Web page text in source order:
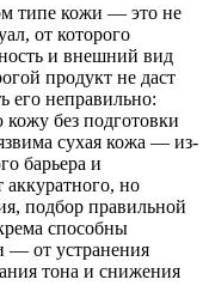
типе кожи — это не
от которого
и внешний вид
продукт не даст
его неправильно:
без подготовки
сухая кожа — из-
барьера и
но
подбор правильной
способны
— от устранения
тона и снижения